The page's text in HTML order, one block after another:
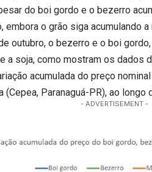
do boi gordo e o bezerro
o grão siga acumulando a
outubro, o bezerro e o boi
a soja, como mostram os dados
acumulada do preço
(Cepea, Paranaguá-PR), ao longo
- ADVERTISEMENT -